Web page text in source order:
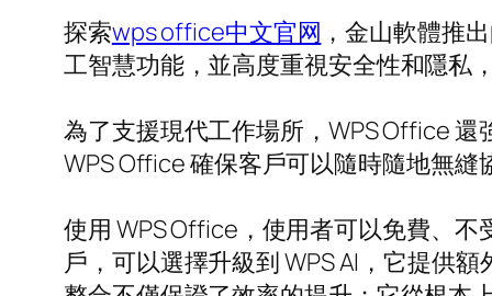
探索wps office中文官网 ，金山軟體推
工智慧功能，並高度重視安全性和隱私
為了支援現代工作場所，WPS Office
WPS Office 確保客戶可以隨時隨地無
使用 WPS Office，使用者可以免費、
戶，可以選擇升級到 WPS AI，它提供